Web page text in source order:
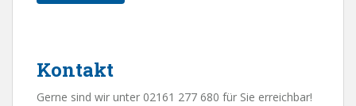
Kontakt
Gerne sind wir unter 02161 277 680 für Sie erreichbar!